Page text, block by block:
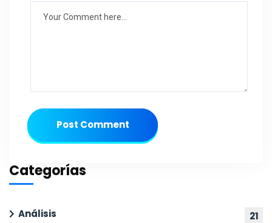
Post Comment
Categorías
Análisis 21